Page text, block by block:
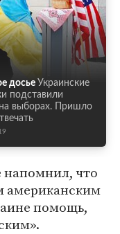
досье Украинские
подставили
на выборах. Пришло
напомнил, что
американским
помощь,